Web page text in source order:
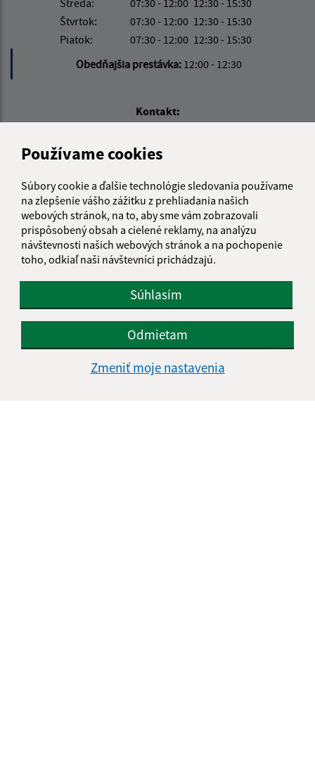
Používame cookies
Súbory cookie a ďalšie technológie sledovania používame
na zlepšenie vášho zážitku z prehliadania našich
webových stránok, na to, aby sme vám zobrazovali
prispôsobený obsah a cielené reklamy, na analýzu
návštevnosti našich webových stránok a na pochopenie
toho, odkiaľ naši návštevníci prichádzajú.
Súhlasím
Odmietam
Zmeniť moje nastavenia
Streda:
07:30 - 12:00 12:30 - 15:30
Štvrtok:
07:30 - 12:00 12:30 - 15:30
Piatok:
07:30 - 12:00 12:30 - 15:30
Obedňajšia prestávka: 12:00 - 12:30
Kontakt:
Havaj 13
info@obechavaj.sk
+421 54 74 952 01
IČO: 00330469